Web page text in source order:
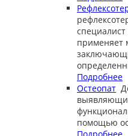
применяет
Подробнее
Остеопат
помощью